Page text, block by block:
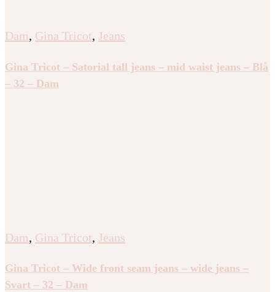
Dam, Gina Tricot, Jeans
Gina Tricot – Satorial tall jeans – mid waist jeans – Blå
– 32 – Dam
Dam, Gina Tricot, Jeans
Gina Tricot – Wide front seam jeans – wide jeans –
Svart – 32 – Dam